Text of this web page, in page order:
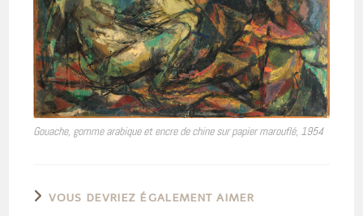
Gouache, gomme arabique et encre de chine sur papier marouflé, 1954
VOUS DEVRIEZ ÉGALEMENT AIMER